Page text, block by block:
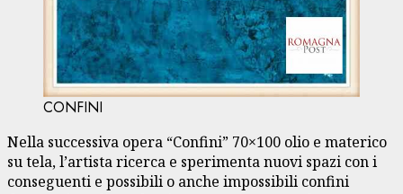
CONFINI
Nella successiva opera “Confini” 70×100 olio e materico
su tela, l’artista ricerca e sperimenta nuovi spazi con i
conseguenti e possibili o anche impossibili confini